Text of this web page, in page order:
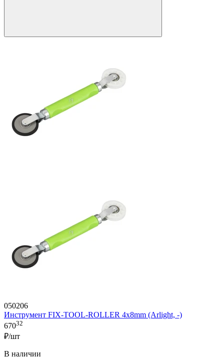
050206
Инструмент FIX-TOOL-ROLLER 4х8mm (Arlight, -)
67032
₽/шт
В наличии